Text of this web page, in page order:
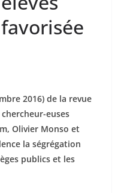
2016) de la revue
euses
Olivier Monso et
la ségrégation
publics et les